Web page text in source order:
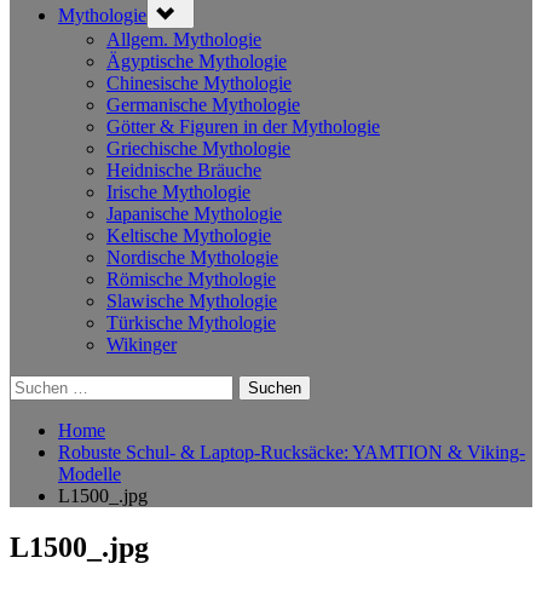
Mythologie sub-
menu
Allgem. Mythologie
Ägyptische Mythologie
Chinesische Mythologie
Germanische Mythologie
Götter & Figuren in der Mythologie
Griechische Mythologie
Heidnische Bräuche
Irische Mythologie
Japanische Mythologie
Keltische Mythologie
Nordische Mythologie
Römische Mythologie
Slawische Mythologie
Türkische Mythologie
Wikinger
Suchen
nach:
Home
Robuste Schul- & Laptop-Rucksäcke: YAMTION & Viking-
Modelle
L1500_.jpg
L1500_.jpg